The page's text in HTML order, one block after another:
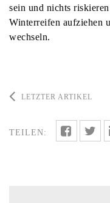
sein und nichts
Winterreifen aufziehen
wechseln.
LETZTER ARTIKEL
TEILEN: